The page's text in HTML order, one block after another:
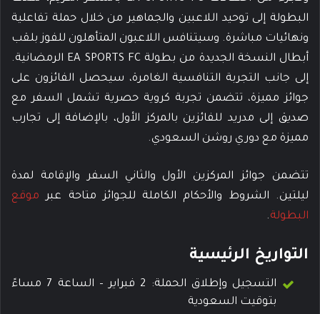
البطولة إلى توحيد اللاعبين والجماهير من خلال حملة تفاعلية
ونهائيات مباشرة. وسيتنافس اللاعبون المتأهلون للفوز بلقب
أبطال النسخة الجديدة من بطولة EA SPORTS FC الرمضانية.
إلى جانب التجربة التنافسية الغامرة، سيحصل الفائزون على
جوائز مميزة، تتضمن تجربة كروية حصرية تشمل السفر مع
صديق إلى مدريد للفائزين بالمركز الأول، بالإضافة إلى تجارب
مميزة مع دوري روشن السعودي.
تتضمن جوائز المركزين الأول والثاني السفر والإقامة لمدة
ليلتين. الشروط والأحكام الكاملة للجوائز متاحة عبر موقع
البطولة.
التواريخ الرئيسية
التسجيل وإطلاق الحملة: 2 فبراير – الساعة 7 مساءً
بتوقيت السعودية